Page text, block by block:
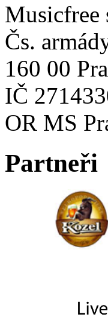
Musicfree
Čs.
160 00
IČ
OR MS
Partneři